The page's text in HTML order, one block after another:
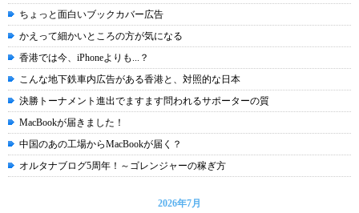
ちょっと面白いブックカバー広告
かえって細かいところの方が気になる
香港では今、iPhoneよりも...？
こんな地下鉄車内広告がある香港と、対照的な日本
決勝トーナメント進出でますます問われるサポーターの質
MacBookが届きました！
中国のあの工場からMacBookが届く？
オルタナブログ5周年！～ゴレンジャーの稼ぎ方
2026年7月